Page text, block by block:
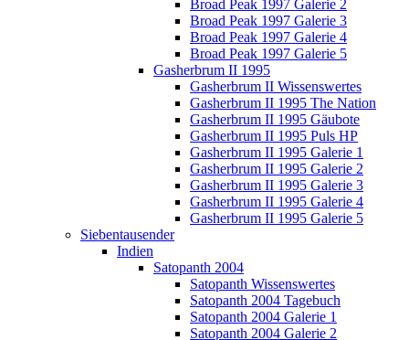
Broad Peak 1997 Galerie 2
Broad Peak 1997 Galerie 3
Broad Peak 1997 Galerie 4
Broad Peak 1997 Galerie 5
Gasherbrum II 1995
Gasherbrum II Wissenswertes
Gasherbrum II 1995 The Nation
Gasherbrum II 1995 Gäubote
Gasherbrum II 1995 Puls HP
Gasherbrum II 1995 Galerie 1
Gasherbrum II 1995 Galerie 2
Gasherbrum II 1995 Galerie 3
Gasherbrum II 1995 Galerie 4
Gasherbrum II 1995 Galerie 5
Siebentausender
Indien
Satopanth 2004
Satopanth Wissenswertes
Satopanth 2004 Tagebuch
Satopanth 2004 Galerie 1
Satopanth 2004 Galerie 2